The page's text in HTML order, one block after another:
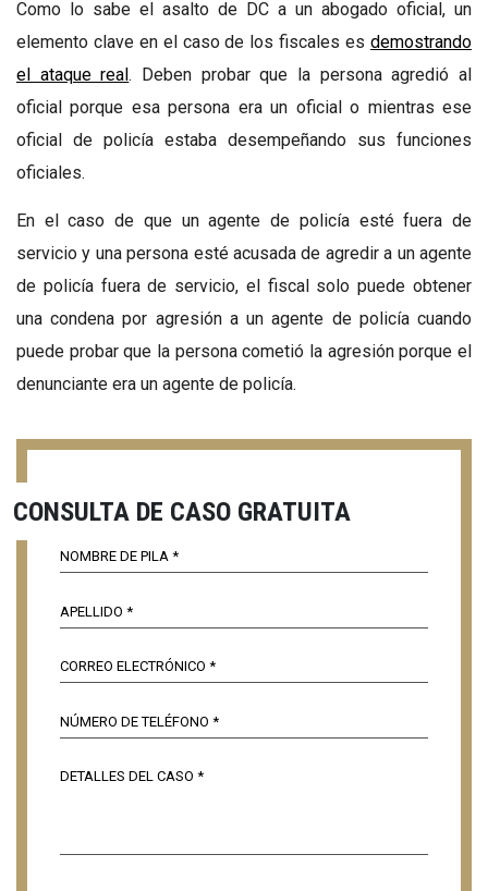
Como lo sabe el asalto de DC a un abogado oficial, un
elemento clave en el caso de los fiscales es demostrando
el ataque real. Deben probar que la persona agredió al
oficial porque esa persona era un oficial o mientras ese
oficial de policía estaba desempeñando sus funciones
oficiales.
En el caso de que un agente de policía esté fuera de
servicio y una persona esté acusada de agredir a un agente
de policía fuera de servicio, el fiscal solo puede obtener
una condena por agresión a un agente de policía cuando
puede probar que la persona cometió la agresión porque el
denunciante era un agente de policía.
CONSULTA DE CASO GRATUITA